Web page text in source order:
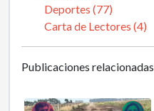
Deportes (77)
Carta de Lectores (4)
Publicaciones relacionadas